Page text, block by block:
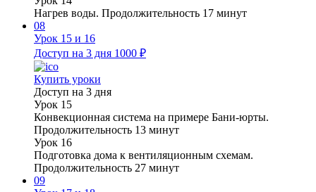
Нагрев воды. Продолжительность 17 минут
08
Урок 15 и 16
Доступ на 3 дня 1000 ₽
Купить уроки
Доступ на 3 дня
Урок 15
Конвекционная система на примере Бани-юрты.
Продолжительность 13 минут
Урок 16
Подготовка дома к вентиляционным схемам.
Продолжительность 27 минут
09